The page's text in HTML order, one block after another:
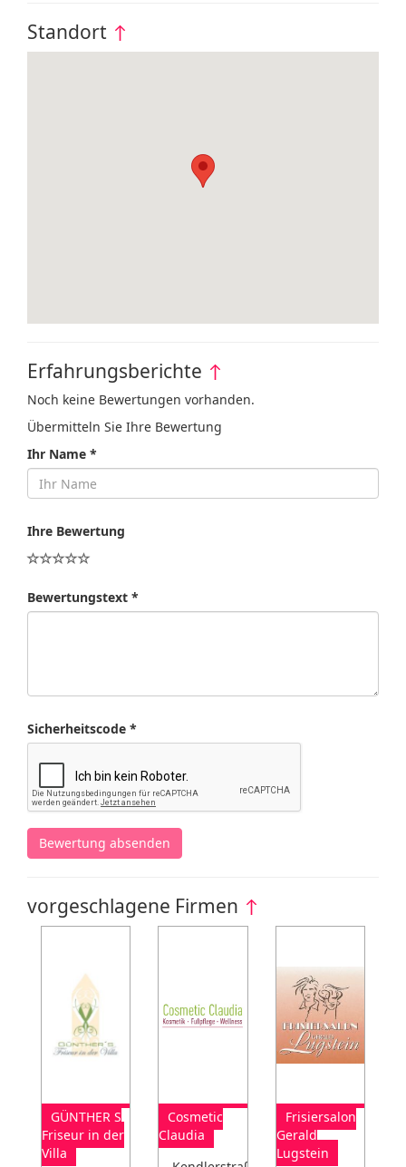
Standort ↑
Erfahrungsberichte ↑
Noch keine Bewertungen vorhanden.
Übermitteln Sie Ihre Bewertung
Ihr Name *
Ihre Bewertung
Bewertungstext *
Sicherheitscode *
Bewertung absenden
vorgeschlagene Firmen ↑
GÜNTHER S
Friseur in der
Villa
Cosmetic
Claudia
Frisiersalon
Gerald
Lugstein